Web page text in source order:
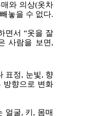
와 의상(옷차
놓을 수 없다.
면서 “옷을 잘
사람을 보면,
표정, 눈빛, 향
방향으로 변화
얼굴, 키, 몸매